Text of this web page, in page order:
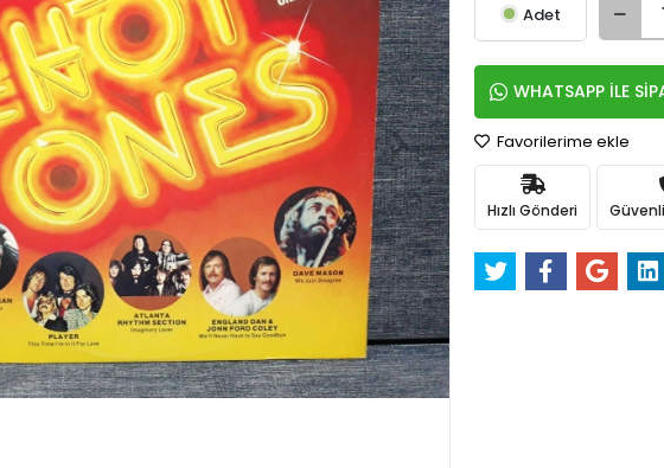
Adet
WHATSAPP İLE
Favorilerime ekle
Hızlı Gönderi